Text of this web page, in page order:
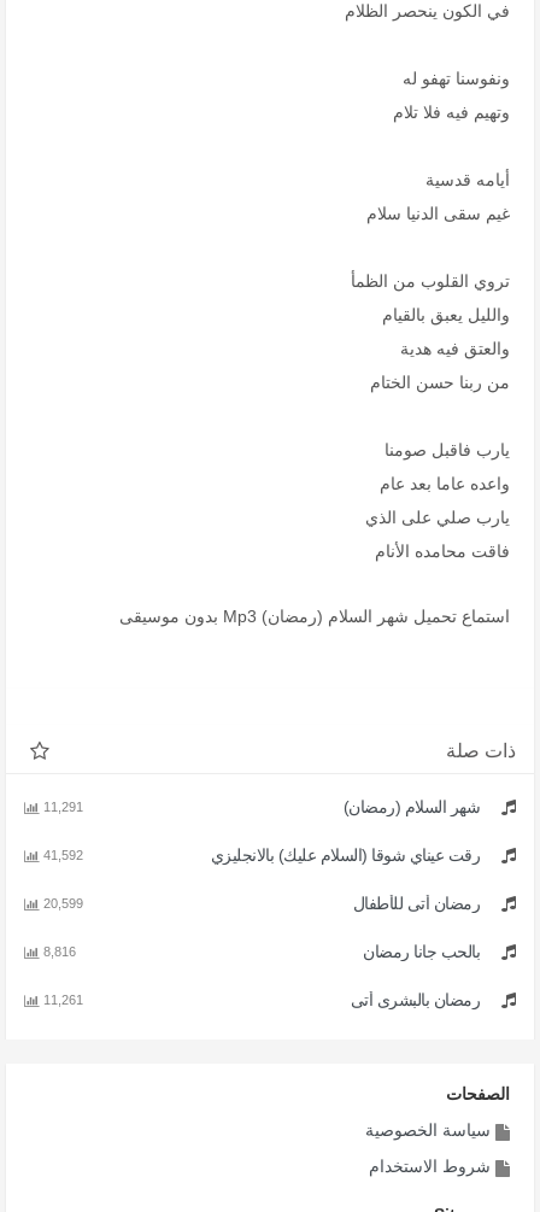
في الكون ينحصر الظلام
ونفوسنا تهفو له
وتهيم فيه فلا تلام
أيامه قدسية
غيم سقى الدنيا سلام
تروي القلوب من الظمأ
والليل يعبق بالقيام
والعتق فيه هدية
من ربنا حسن الختام
يارب فاقبل صومنا
واعده عاما بعد عام
يارب صلي على الذي
فاقت محامده الأنام
استماع تحميل شهر السلام (رمضان) Mp3 بدون موسيقى
ذات صلة
شهر السلام (رمضان) 11,291
رقت عيناي شوقا (السلام عليك) بالانجليزي 41,592
رمضان أتى للأطفال 20,599
بالحب جانا رمضان 8,816
رمضان بالبشرى أتى 11,261
الصفحات
سياسة الخصوصية
شروط الاستخدام